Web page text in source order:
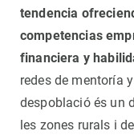
tendencia
competencias
financiera y
redes de mentoría
despoblació és un
les zones rurals i